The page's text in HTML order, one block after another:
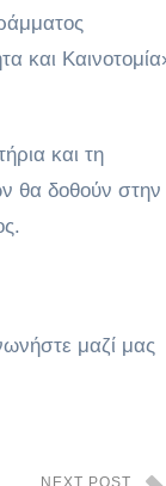
και
και τη
θα δοθούν στην
μαζί μας
NEXT POST